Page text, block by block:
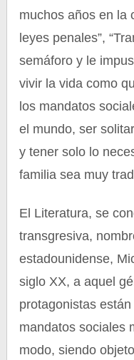
muchos años en la
leyes penales”,
semáforo y le
vivir la vida como
los mandatos
el mundo, ser
y tener solo lo
familia sea muy
El Literatura, se
transgresiva,
estadounidense,
siglo XX, a aquel
protagonistas
mandatos sociales
modo, siendo